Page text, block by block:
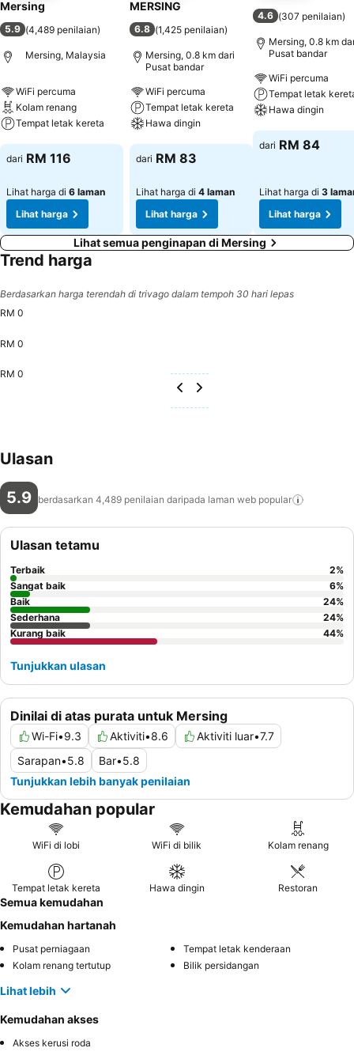
Mersing
5.9 (4,489 penilaian)
Mersing, Malaysia
WiFi percuma
Kolam renang
Tempat letak kereta
Lihat harga
dari RM 116
Lihat harga di 6 laman
Lihat harga
MERSING
6.8 (1,425 penilaian)
Mersing, 0.8 km dari
Pusat bandar
WiFi percuma
Tempat letak kereta
Hawa dingin
Lihat harga
dari RM 83
Lihat harga di 4 laman
Lihat harga
4.6 (307 penilaian)
Mersing, 0.8 km
Pusat bandar
WiFi percuma
Tempat letak
Hawa dingin
Lihat harga
dari RM 84
Lihat harga di 3
Lihat harga
Lihat semua penginapan di Mersing
Trend harga
Berdasarkan harga terendah di trivago dalam tempoh 30 hari lepas
RM 0
RM 0
RM 0
Ulasan
5.9 berdasarkan 4,489 penilaian daripada laman web popular
Dinilai di atas purata untuk Mersing
Wi-Fi•9.3 Aktiviti•8.6 Aktiviti luar•7.7
Sarapan•5.8 Bar•5.8
Tunjukkan lebih banyak penilaian
Ulasan tetamu
Terbaik 2%
Sangat baik
6%
Baik
24%
Sederhana
24%
Kurang baik
44%
Tunjukkan ulasan
Kemudahan popular
WiFi di lobi WiFi di bilik Kolam renang
Tempat letak kereta Hawa dingin Restoran
Semua kemudahan
Kemudahan hartanah
Pusat perniagaan
Tempat letak kenderaan
Kolam renang tertutup
Bilik persidangan
Lihat lebih
Kemudahan akses
Akses kerusi roda